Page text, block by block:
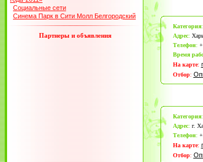
Социальные сети
Синема Парк в Сити Молл Белгородский
Партнеры и объявления
Категория:
Адрес:
Телефон:
Время
На карте:
Отбор:
Категория:
Адрес: г.
Телефон:
На карте:
Отбор: